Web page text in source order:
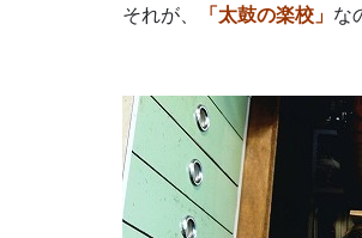
それが、 「太鼓の楽校」 な